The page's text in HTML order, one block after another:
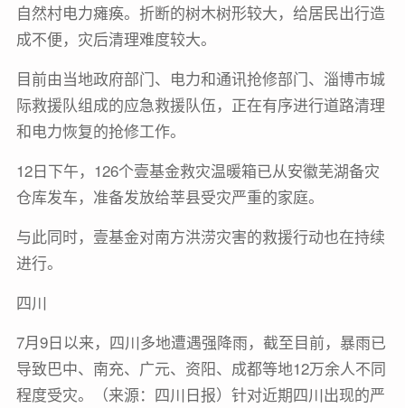
自然村电力瘫痪。折断的树木树形较大，给居民出行造
成不便，灾后清理难度较大。
目前由当地政府部门、电力和通讯抢修部门、淄博市城
际救援队组成的应急救援队伍，正在有序进行道路清理
和电力恢复的抢修工作。
12日下午，126个壹基金救灾温暖箱已从安徽芜湖备灾
仓库发车，准备发放给莘县受灾严重的家庭。
与此同时，壹基金对南方洪涝灾害的救援行动也在持续
进行。
四川
7月9日以来，四川多地遭遇强降雨，截至目前，暴雨已
导致巴中、南充、广元、资阳、成都等地12万余人不同
程度受灾。（来源：四川日报）针对近期四川出现的严